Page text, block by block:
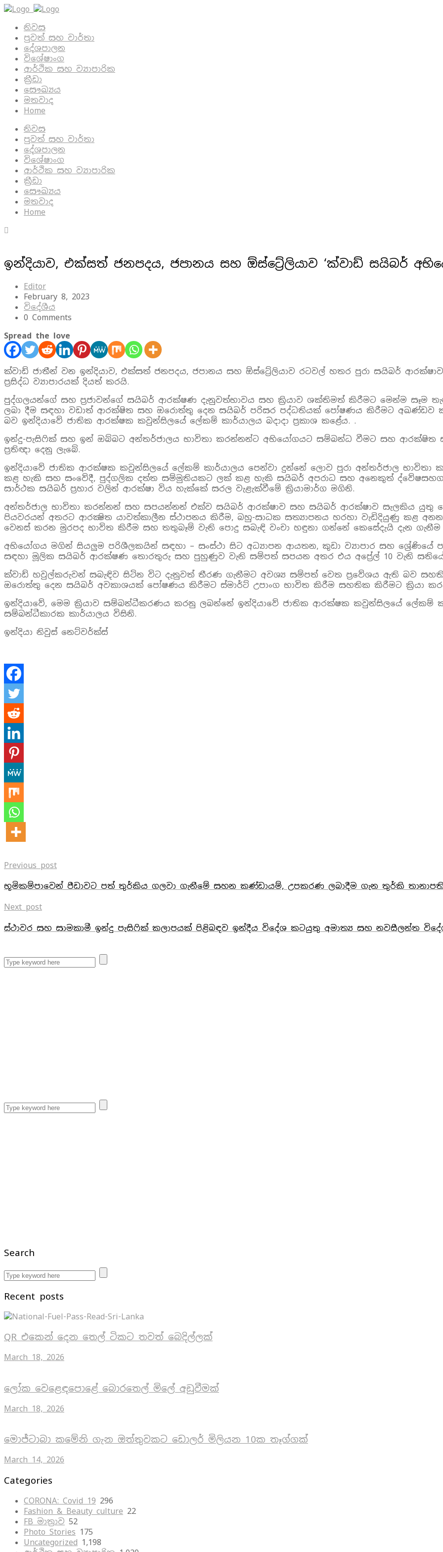
නිවස
පුවත් සහ වාර්තා
දේශපාලන
විශේෂාංග
ආර්ථික සහ ව්‍යාපාරික
ක්‍රීඩා
සෞඛ්‍යය
මතවාද
Home
නිවස
පුවත් සහ වාර්තා
දේශපාලන
විශේෂාංග
ආර්ථික සහ ව්‍යාපාරික
ක්‍රීඩා
සෞඛ්‍යය
මතවාද
Home
ඉන්දියාව, එක්සත් ජනපදය, ජපානය සහ ඕස්ට්‍රේලියාව ‘ක්වාඩ් සයිබර්
Editor
February 8, 2023
විදේශීය
0 Comments
Spread the love
ක්වාඩ් ජාතීන් වන ඉන්දියාව, එක්සත් ජනපදය, ජපානය සහ ඕස්ට්‍රේලියාව රටවල් හතර පුරා සයිබර්
ප්‍රසිද්ධ ව්‍යාපාරයක් දියත් කරයි.
පුද්ගලයන්ගේ සහ ප්‍රජාවන්ගේ සයිබර් ආරක්ෂණ දැනුවත්භාවය සහ ක්‍රියාව ශක්තිමත් කිරීමට මෙන්ම සෑම
ලබා දීම සඳහා වඩාත් ආරක්ෂිත සහ ඔරොත්තු දෙන සයිබර් පරිසර පද්ධතියක් පෝෂණය කිරීමට අඛණ්ඩව
බව ඉන්දියාවේ ජාතික ආරක්ෂක කවුන්සිලයේ ලේකම් කාර්යාලය බදාදා ප්‍රකාශ කළේය. .
ඉන්දු-පැසිෆික් සහ ඉන් ඔබ්බට අන්තර්ජාලය භාවිතා කරන්නන්ට අභියෝගයට සම්බන්ධ වීමට සහ
ප්‍රතිඥා දෙනු ලැබේ.
ඉන්දියාවේ ජාතික ආරක්ෂක කවුන්සිලයේ ලේකම් කාර්යාලය පෙන්වා දුන්නේ ලොව පුරා අන්තර්ජාල
කළ හැකි සහ සංවේදී, පුද්ගලික දත්ත සම්මුතියකට ලක් කළ හැකි සයිබර් අපරාධ සහ අනෙකුත්
සාර්ථක සයිබර් ප්‍රහාර වලින් ආරක්ෂා විය හැක්කේ සරල වැළැක්වීමේ ක්‍රියාමාර්ග මගිනි.
අන්තර්ජාල භාවිතා කරන්නන් සහ සපයන්නන් එක්ව සයිබර් ආරක්ෂාව සහ සයිබර් ආරක්ෂාව සැලකිය යුතු
පියවරයන් අතරට ආරක්‍ෂිත යාවත්කාලීන ස්ථාපනය කිරීම, බහු-සාධක සත්‍යාපනය හරහා වැඩිදියුණු කළ
වෙනස් කරන මුරපද භාවිත කිරීම සහ තතුබෑම් වැනි පොදු සබැඳි වංචා හඳුනා ගන්නේ කෙසේදැයි දැන
අභියෝගය මගින් සියලුම පරිශීලකයින් සඳහා – සංස්ථා සිට අධ්‍යාපන ආයතන, කුඩා ව්‍යාපාර සහ ශ්‍රේණියේ
සඳහා මූලික සයිබර් ආරක්ෂණ තොරතුරු සහ පුහුණුව වැනි සම්පත් සපයන අතර එය අප්‍රේල් 10 වැනි
ක්වාඩ් හවුල්කරුවන් සබැඳිව සිටින විට දැනුවත් තීරණ ගැනීමට අවශ්‍ය සම්පත් වෙත ප්‍රවේශය ඇති බව
ඔරොත්තු දෙන සයිබර් අවකාශයක් පෝෂණය කිරීමට ස්මාර්ට් උපාංග භාවිත කිරීම සහතික කිරීමට ක්‍රියා
ඉන්දියාවේ, මෙම ක්‍රියාව සම්බන්ධීකරණය කරනු ලබන්නේ ඉන්දියාවේ ජාතික ආරක්ෂක කවුන්සිලයේ ලේකම්
සම්බන්ධීකාරක කාර්යාලය විසිනි.
ඉන්දියා නිවුස් නෙට්වර්ක්ස්
Previous post
භූමිකම්පාවෙන් පීඩාවට පත් තුර්කිය ගලවා ගැනීමේ සහන කණ්ඩායම්, උපකරණ ලබාදීම ගැන තුර්කි
Next post
ස්ථාවර සහ සාමකාමී ඉන්දු පැසිෆික් කලාපයක් පිළිබඳව ඉන්දීය විදේශ කටයුතු අමාත්‍ය සහ නවසීලන්ත
Search
Recent posts
QR එකෙන් දෙන තෙල් ටිකට තවත් බෙදිල්ලක්
March 18, 2026
ලෝක වෙළෙඳපොළේ බොරතෙල් මිලේ අඩුවීමක්
March 18, 2026
මොජ්ටාබා කමේනි ගැන ඔත්තුවකට ඩොලර් මිලියන 10ක තෑග්ගක්
March 14, 2026
Categories
CORONA: Covid 19 296
Fashion & Beauty culture 22
FB මාත්‍රාව 52
Photo Stories 175
Uncategorized 1,198